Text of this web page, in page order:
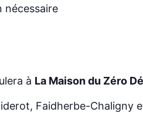
nécessaire
à La Maison du Zéro
Faidherbe-Chaligny